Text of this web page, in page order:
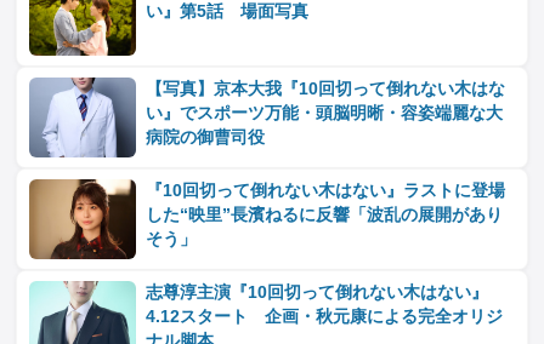
い』第5話 場面写真
【写真】京本大我『10回切って倒れない木はな
い』でスポーツ万能・頭脳明晰・容姿端麗な大
病院の御曹司役
『10回切って倒れない木はない』ラストに登場
した“映里”長濱ねるに反響「波乱の展開があり
そう」
志尊淳主演『10回切って倒れない木はない』
4.12スタート 企画・秋元康による完全オリジ